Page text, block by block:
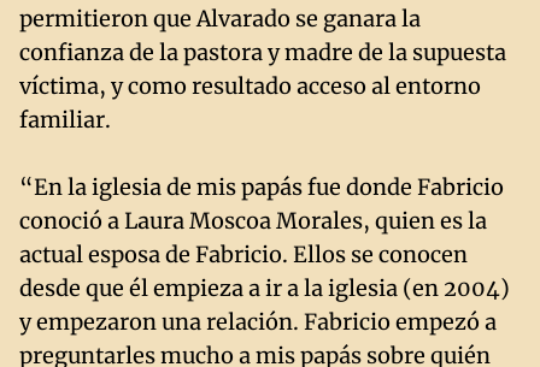
permitieron que Alvarado se ganara la
confianza de la pastora y madre de la supuesta
víctima, y como resultado acceso al entorno
familiar.
“En la iglesia de mis papás fue donde Fabricio
conoció a Laura Moscoa Morales, quien es la
actual esposa de Fabricio. Ellos se conocen
desde que él empieza a ir a la iglesia (en 2004)
y empezaron una relación. Fabricio empezó a
preguntarles mucho a mis papás sobre quién